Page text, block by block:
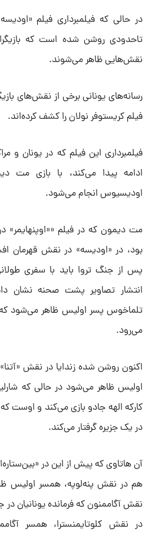
در حالی که فیلمبرداری فیلم
تاحدودی روشن شده است که
نقش‌هایی ظاهر می‌شوند.
رسانه‌های یونانی برخی از نقش‌های
فیلم کریستوفر نولان را کشف کرده‌اند.
فیلمبرداری این فیلم که در یونان و
ادامه پیدا می‌کند، با بازی مت
اودیسیوس انجام می‌شود.
مت دیمون که در فیلم
بود، در «اودیسه» در نقش قهرمان
پس از جنگ تروا باید با سفری
انتشار تصاویر پشت صحنه نشان
تلماخوس پسر اولیس ظاهر می‌شود
می‌رود.
اکنون روشن شده زندایا در نقش
اولیس ظاهر می‌شود در حالی که
کارکه الهه جادو بازی می‌کند و
در یک جزیره گرفتار می‌کند.
آن هاتاوی که پیش از این در
هم در نقش پنه‌لوپه، همسر اولیس
نقش آگاممنون که فرمانده یونانیان در
در نقش کلوتایمنسترا، همسر